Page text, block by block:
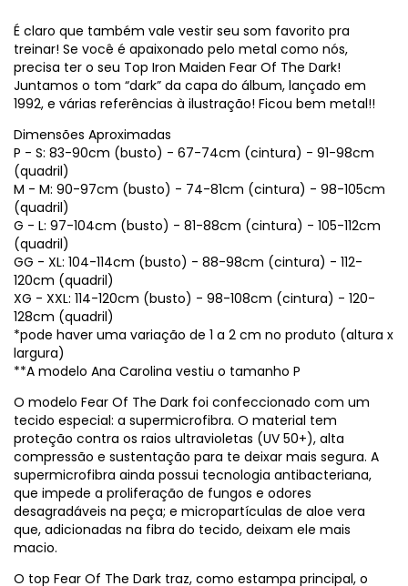
É claro que também vale vestir seu som favorito pra
treinar! Se você é apaixonado pelo metal como nós,
precisa ter o seu Top Iron Maiden Fear Of The Dark!
Juntamos o tom “dark” da capa do álbum, lançado em
1992, e várias referências à ilustração! Ficou bem metal!!
Dimensões Aproximadas
P - S: 83-90cm (busto) - 67-74cm (cintura) - 91-98cm
(quadril)
M - M: 90-97cm (busto) - 74-81cm (cintura) - 98-105cm
(quadril)
G - L: 97-104cm (busto) - 81-88cm (cintura) - 105-112cm
(quadril)
GG - XL: 104-114cm (busto) - 88-98cm (cintura) - 112-
120cm (quadril)
XG - XXL: 114-120cm (busto) - 98-108cm (cintura) - 120-
128cm (quadril)
*pode haver uma variação de 1 a 2 cm no produto (altura x
largura)
**A modelo Ana Carolina vestiu o tamanho P
O modelo Fear Of The Dark foi confeccionado com um
tecido especial: a supermicrofibra. O material tem
proteção contra os raios ultravioletas (UV 50+), alta
compressão e sustentação para te deixar mais segura. A
supermicrofibra ainda possui tecnologia antibacteriana,
que impede a proliferação de fungos e odores
desagradáveis na peça; e micropartículas de aloe vera
que, adicionadas na fibra do tecido, deixam ele mais
macio.
O top Fear Of The Dark traz, como estampa principal, o